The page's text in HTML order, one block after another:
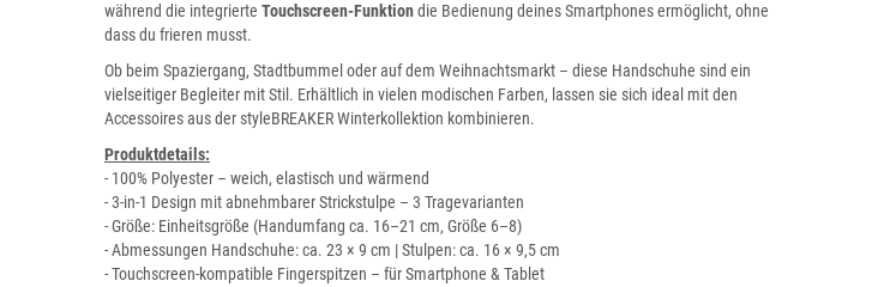
während die integrierte Touchscreen-Funktiondie Bedienung deines Smartphones ermöglicht, ohne
dass du frieren musst.
Ob beim Spaziergang, Stadtbummel oder auf dem Weihnachtsmarkt – diese Handschuhe sind ein
vielseitiger Begleiter mit Stil. Erhältlich in vielen modischen Farben, lassen sie sich ideal mit den
Accessoires aus der styleBREAKER Winterkollektion kombinieren.
Produktdetails:
- 100% Polyester – weich, elastisch und wärmend
- 3-in-1 Design mit abnehmbarer Strickstulpe – 3 Tragevarianten
- Größe: Einheitsgröße (Handumfang ca. 16–21 cm, Größe 6–8)
- Abmessungen Handschuhe: ca. 23 × 9 cm | Stulpen: ca. 16 × 9,5 cm
- Touchscreen-kompatible Fingerspitzen – für Smartphone & Tablet